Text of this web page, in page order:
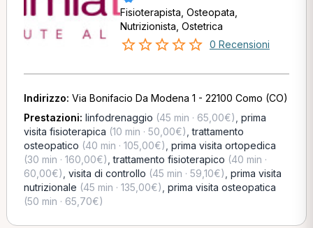
Fisioterapista, Osteopata,
Nutrizionista, Ostetrica
0 Recensioni
Indirizzo: Via Bonifacio Da Modena 1 - 22100 Como (CO)
Prestazioni: linfodrenaggio (45 min · 65,00€) prima
visita fisioterapica (10 min · 50,00€) ,trattamento
osteopatico (40 min · 105,00€) prima visita ortopedica
(30 min · 160,00€) ,trattamento fisioterapico (40 min ·
60,00€) visita di controllo (45 min · 59,10€) prima visita
nutrizionale (45 min · 135,00€) prima visita osteopatica
(50 min · 65,70€)